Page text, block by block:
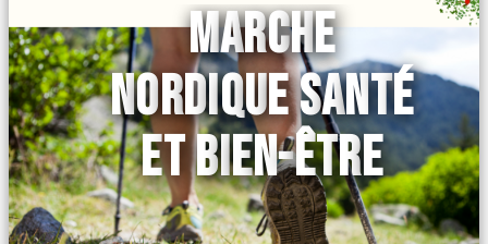
MARCHE
NORDIQUE SANTÉ
ET BIEN-ÊTRE